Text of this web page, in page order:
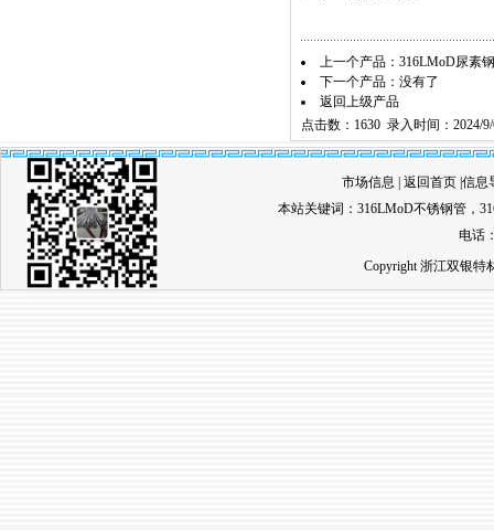
上一个产品： 316LMoD尿素
下一个产品：没有了
返回上级产品
点击数：1630 录入时间：2024/
市场信息 返回首页 信息
本站关键词： 316LMoD不锈钢管 ，
电话
Copyright 浙江双银